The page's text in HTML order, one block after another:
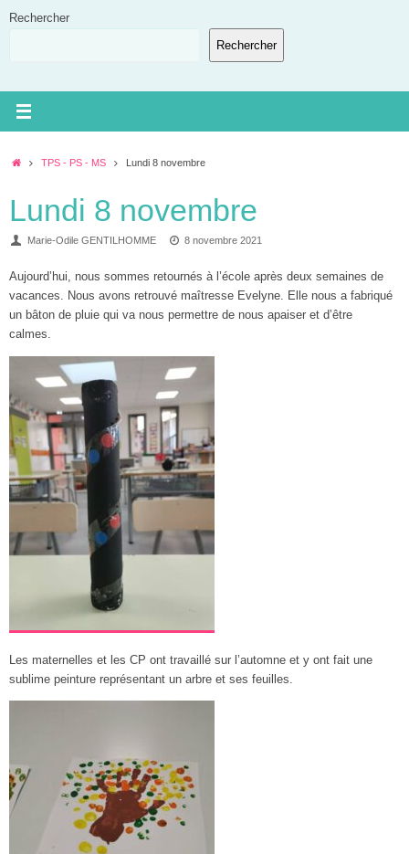
Rechercher
Rechercher
AccueilTPS - PS - MS Lundi 8 novembre
Lundi 8 novembre
Marie-Odile GENTILHOMME 8 novembre 2021
Aujourd’hui, nous sommes retournés à l’école après deux semaines de
vacances. Nous avons retrouvé maîtresse Evelyne. Elle nous a fabriqué
un bâton de pluie qui va nous permettre de nous apaiser et d’être
calmes.
Les maternelles et les CP ont travaillé sur l’automne et y ont fait une
sublime peinture représentant un arbre et ses feuilles.